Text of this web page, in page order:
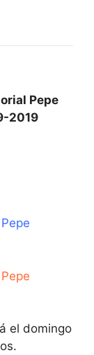
Pepe
2019
el domingo